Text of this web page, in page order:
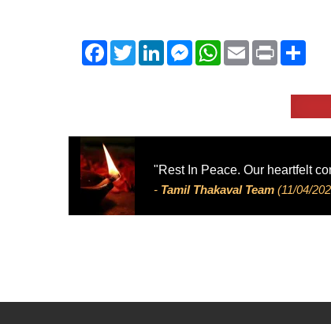
FacebookTwitterLinkedInMessengerWhatsApp
Email Print
"Rest In Peace. Our heartfelt
- Tamil Thakaval Team(11/04/